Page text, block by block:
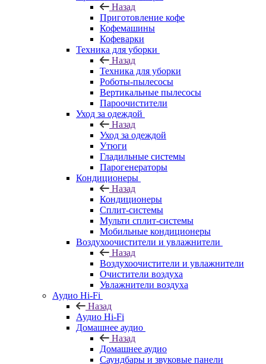
Назад
Приготовление кофе
Кофемашины
Кофеварки
Техника для уборки
Назад
Техника для уборки
Роботы-пылесосы
Вертикальные пылесосы
Пароочистители
Уход за одеждой
Назад
Уход за одеждой
Утюги
Гладильные системы
Парогенераторы
Кондиционеры
Назад
Кондиционеры
Сплит-системы
Мульти сплит-системы
Мобильные кондиционеры
Воздухоочистители и увлажнители
Назад
Воздухоочистители и увлажнители
Очистители воздуха
Увлажнители воздуха
Аудио Hi-Fi
Назад
Аудио Hi-Fi
Домашнее аудио
Назад
Домашнее аудио
Саундбары и звуковые панели